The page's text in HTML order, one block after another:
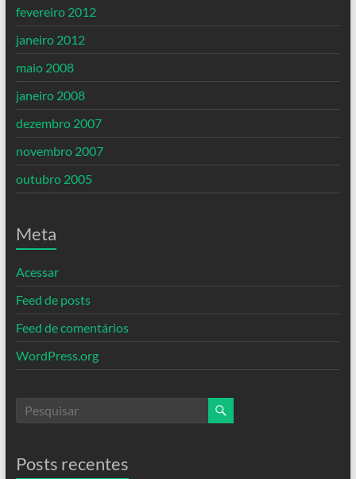
fevereiro 2012
janeiro 2012
maio 2008
janeiro 2008
dezembro 2007
novembro 2007
outubro 2005
Meta
Acessar
Feed de posts
Feed de comentários
WordPress.org
Posts recentes